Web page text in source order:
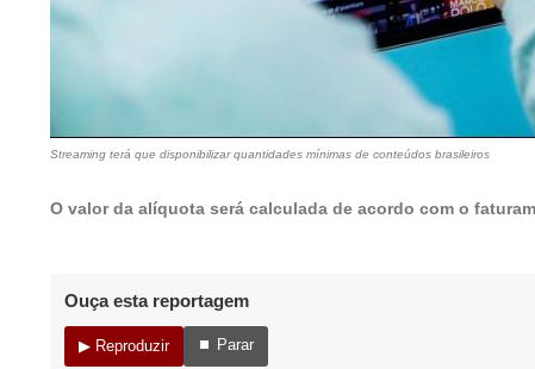
Streaming terá que disponibilizar quantidades mínimas de conteúdos brasileiros
O valor da alíquota será calculada de acordo com o
Ouça esta reportagem
▶ Reproduzir ⏹ Parar